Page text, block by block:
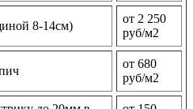
8-14см)
от 2 250
руб/м2
от 680
руб/м2